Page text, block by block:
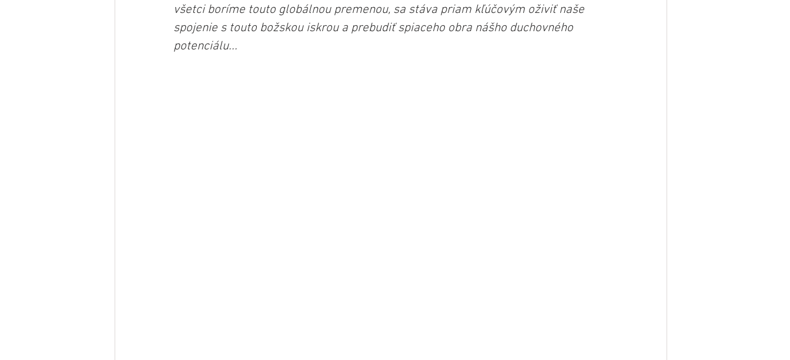
všetci boríme touto globálnou premenou, sa stáva priam kľúčovým oživiť naše
spojenie s touto božskou iskrou a prebudiť spiaceho obra nášho duchovného
potenciálu...